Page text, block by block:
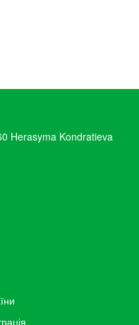
Herasyma Kondratieva